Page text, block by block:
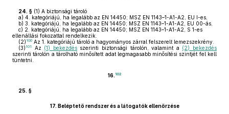
24. § (1) A biztonsági tároló
a) 4. kategóriájú, ha legalább az EN 14450; MSZ EN 1143–1-A1-A2, EU I-es,
b) 3. kategóriájú, ha legalább az EN 14450; MSZ EN 1143–1-A1-A2, EU 00-ás,
c) 2. kategóriájú, ha legalább az EN 14450; MSZ EN 1143–1-A1-A2, S 1-es
ellenállási fokozattal rendelkezik.
(2) 100 Az 1. kategóriájú tároló a hagyományos zárral felszerelt lemezszekrény.
(3) 101 Az (1) bekezdésszerinti biztonsági tárolón, valamint a (2) bekezdés
szerinti tárolón a tárolható minősített adat legmagasabb minősítési szintjét fel kell
tüntetni.
16.102
25. §
17. Beléptető rendszer és a látogatók ellenőrzése